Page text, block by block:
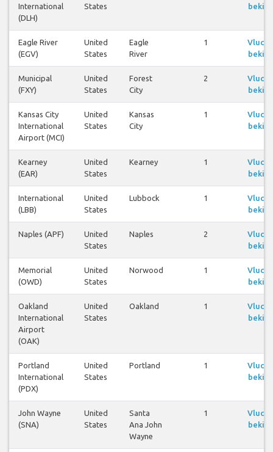
International
(DLH)
States
Eagle River
(EGV)
United
States
Eagle
River
1
Municipal
(FXY)
United
States
Forest
City
2
Kansas City
International
Airport (MCI)
United
States
Kansas
City
1
Kearney
(EAR)
United
States
Kearney 1
International
(LBB)
United
States
Lubbock 1
Naples (APF)
United
States
Naples 2
Memorial
(OWD)
United
States
Norwood 1
Oakland
International
Airport
(OAK)
United
States
Oakland 1
Portland
International
(PDX)
United
States
Portland 1
John Wayne
(SNA)
United
States
Santa
Ana John
Wayne
1